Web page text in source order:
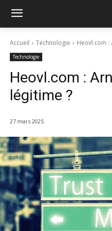
Accueil Technologie Heovl.com :
Technologie
Heovl.com :
légitime ?
27 mars 2025